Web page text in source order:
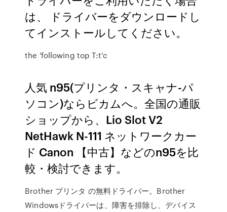
は、 ドライバーをダウンロードし
てインストールしてください。
the 'following top T:t'c
人気 n95(プリンタ・スキャナ-パ
ソコン)ならビカムへ。全国の通販
ショップから、Lio Slot V2
NetHawk N-111 ネットワークカー
ド Canon 【中古】などのn95を比
較・検討できます。
Brother プリンタ の無料ドライバー。Brother
Windowsドライバーは、障害を排除し、デバイス